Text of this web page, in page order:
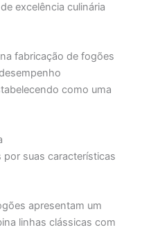
excelência culinária
fabricação de fogões
como uma
suas características
apresentam um
linhas clássicas com